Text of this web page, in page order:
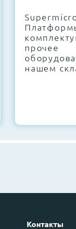
прочее
нашем
Контакты